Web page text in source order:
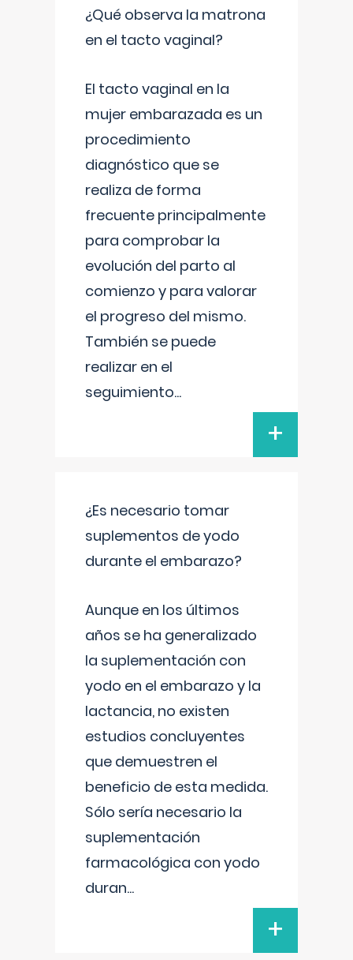
¿Qué observa la matrona
en el tacto vaginal?
El tacto vaginal en la
mujer embarazada es un
procedimiento
diagnóstico que se
realiza de forma
frecuente principalmente
para comprobar la
evolución del parto al
comienzo y para valorar
el progreso del mismo.
También se puede
realizar en el
seguimiento...
+
¿Es necesario tomar
suplementos de yodo
durante el embarazo?
Aunque en los últimos
años se ha generalizado
la suplementación con
yodo en el embarazo y la
lactancia, no existen
estudios concluyentes
que demuestren el
beneficio de esta medida.
Sólo sería necesario la
suplementación
farmacológica con yodo
duran...
+